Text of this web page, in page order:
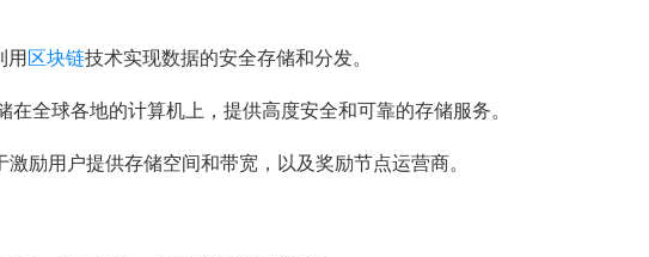
用 区块链技术实现数据的安全存储和分发。
全球各地的计算机上，提供高度安全和可靠的存储服务。
励用户提供存储空间和带宽，以及奖励节点运营商。